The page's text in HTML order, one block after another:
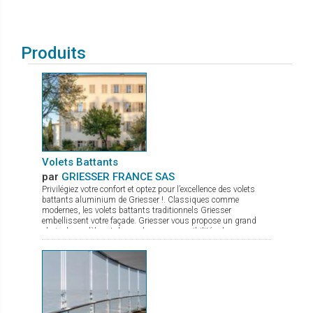
Produits
Volets Battants
par GRIESSER FRANCE SAS
Privilégiez votre confort et optez pour l’excellence des volets
battants aluminium de Griesser !. Classiques comme
modernes, les volets battants traditionnels Griesser
embellissent votre façade. Griesser vous propose un grand
choix de modèles et de nombreuses possibilités de
combinaisons et de remplissages. - Persiennes à lames fixes,
pour plus de charme et de tradition - Persiennes à lames
orientables, pour un passage d'air et de lumière
supplémentaire. - Panneaux pleins et isolés, pour plus
Traditionnels Griesser présentent de nombreux avantages : >
Facilité de pose avec pentures réglables SystemFix > Isolation